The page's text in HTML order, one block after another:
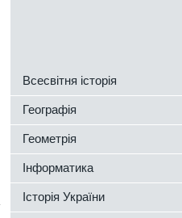
Всесвітня історія
Географія
Геометрія
Інформатика
Історія України